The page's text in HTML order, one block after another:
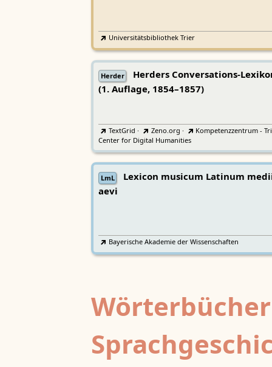
Universitätsbibliothek Trier
Herder
Herders Conversations-
(1. Auflage, 1854–1857)
TextGrid · Zeno.org ·
Kompetenzzentrum -
Center for Digital Humanities
LmL
Lexicon musicum Latinum
aevi
Bayerische Akademie der Wissenschaften